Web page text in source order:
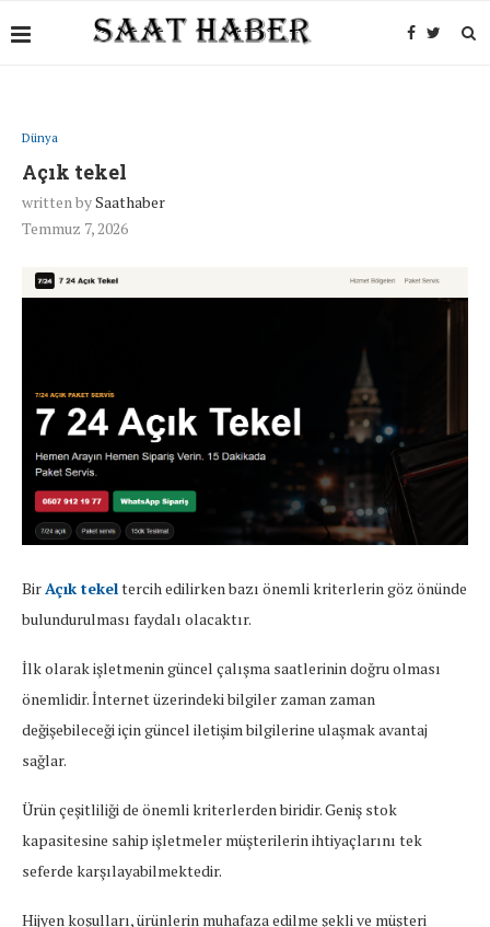
Dünya
Açık tekel
written bySaathaber
Temmuz 7, 2026
BirAçık tekeltercih edilirken bazı önemli kriterlerin göz önünde
bulundurulması faydalı olacaktır.
İlk olarak işletmenin güncel çalışma saatlerinin doğru olması
önemlidir. İnternet üzerindeki bilgiler zaman zaman
değişebileceği için güncel iletişim bilgilerine ulaşmak avantaj
sağlar.
Ürün çeşitliliği de önemli kriterlerden biridir. Geniş stok
kapasitesine sahip işletmeler müşterilerin ihtiyaçlarını tek
seferde karşılayabilmektedir.
Hijyen koşulları, ürünlerin muhafaza edilme şekli ve müşteri